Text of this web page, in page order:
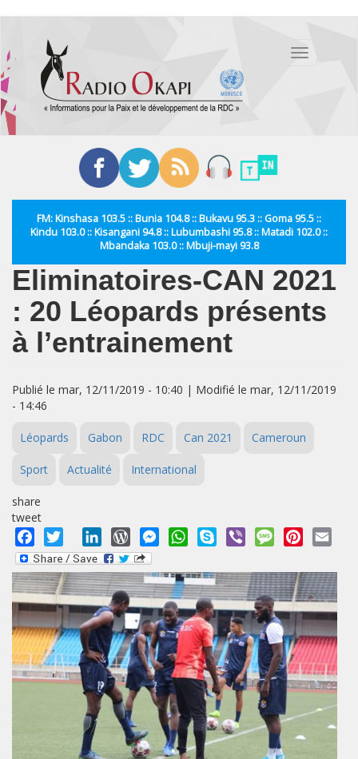
contenu
principal
Toggle
FM: Kinshasa 103.5 :: Bunia 104.8 :: Bukavu 95.3 :: Goma 95.5 ::
Kindu 103.0 :: Kisangani 94.8 :: Lubumbashi 95.8 :: Matadi 102.0 ::
Mbandaka 103.0 :: Mbuji-mayi 93.8
Eliminatoires-CAN 2021
: 20 Léopards présents
à l’entrainement
Publié le mar, 12/11/2019 - 10:40 | Modifié le mar, 12/11/2019
- 14:46
Léopards Gabon RDC Can 2021 Cameroun
Sport Actualité International
share
tweet
Facebook
Twitter LinkedInWordPressMessengerWhatsApp
Skype Viber MessagePinterest